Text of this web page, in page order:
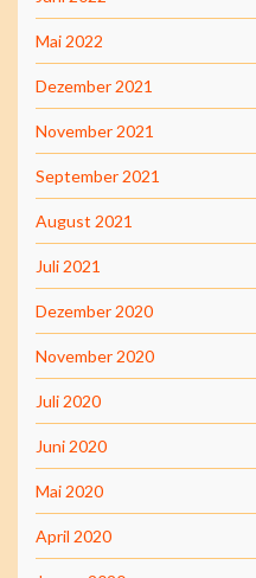
Mai 2022
Dezember 2021
November 2021
September 2021
August 2021
Juli 2021
Dezember 2020
November 2020
Juli 2020
Juni 2020
Mai 2020
April 2020